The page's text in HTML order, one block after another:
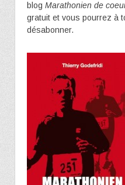
blog Marathonien de
gratuit et vous pourrez à
désabonner.